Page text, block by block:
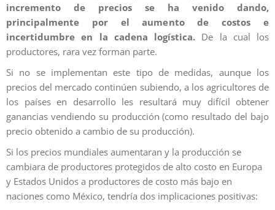
incremento de precios se ha venido dando,
principalmente por el aumento de costos e
incertidumbre en la cadena logística. De la cual los
productores, rara vez forman parte.
Si no se implementan este tipo de medidas, aunque los
precios del mercado continúen subiendo, a los agricultores de
los países en desarrollo les resultará muy difícil obtener
ganancias vendiendo su producción (como resultado del bajo
precio obtenido a cambio de su producción).
Si los precios mundiales aumentaran y la producción se
cambiara de productores protegidos de alto costo en Europa
y Estados Unidos a productores de costo más bajo en
naciones como México, tendría dos implicaciones positivas: